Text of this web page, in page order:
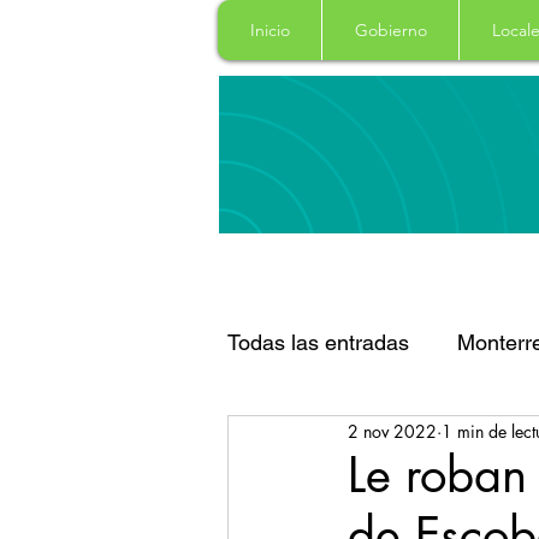
Inicio Gobierno
Todas las entradas
Santa Catarina San
Le
2 nov 2022 1 min de